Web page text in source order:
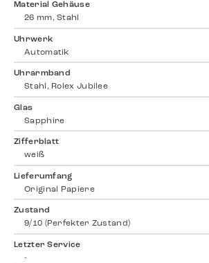
Material Gehäuse
26 mm, Stahl
Uhrwerk
Automatik
Uhrarmband
Stahl, Rolex Jubilee
Glas
Sapphire
Zifferblatt
weiß
Lieferumfang
Original Papiere
Zustand
9/10 (Perfekter Zustand)
Letzter Service
-